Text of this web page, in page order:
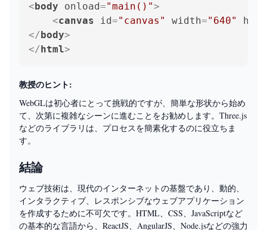
< body onload="main()">
<canvas id="canvas" width="640"
</ body>
</ html>
教授のヒント:
WebGLは初心者にとって挑戦的ですが、簡単な形状から始め
て、次第に複雑なシーンに進むことをお勧めします。Three.js
などのライブラリは、プロセスを簡素化するのに役立ちま
す。
結論
ウェブ技術は、現代のインターネットの基盤であり、動的、
インタラクティブ、レスポンシブなウェブアプリケーション
を作成するために不可欠です。HTML、CSS、JavaScriptなど
の基本的な言語から、ReactJS、AngularJS、Node.jsなどの強力